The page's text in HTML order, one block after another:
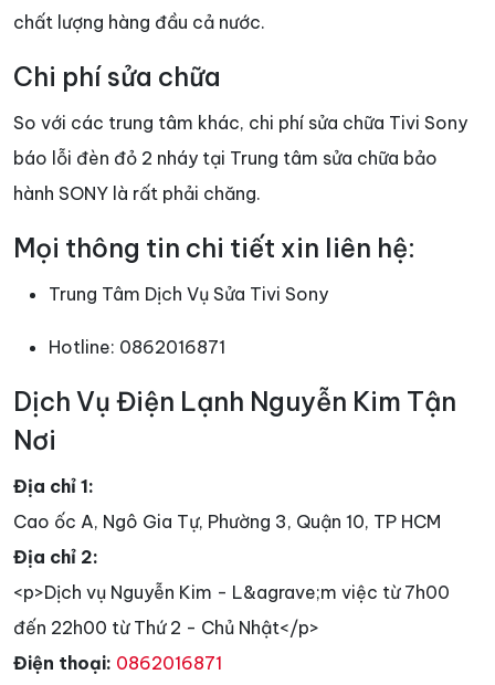
chất lượng hàng đầu cả nước.
Chi phí sửa chữa
So với các trung tâm khác, chi phí sửa chữa Tivi Sony
báo lỗi đèn đỏ 2 nháy tại Trung tâm sửa chữa bảo
hành SONY là rất phải chăng.
Mọi thông tin chi tiết xin liên hệ:
Trung Tâm Dịch Vụ Sửa Tivi Sony
Hotline: 0862016871
Dịch Vụ Điện Lạnh Nguyễn Kim Tận
Nơi
Địa chỉ 1:
Cao ốc A, Ngô Gia Tự, Phường 3, Quận 10, TP HCM
Địa chỉ 2:
<p>Dịch vụ Nguyễn Kim - L&agrave;m việc từ 7h00
đến 22h00 từ Thứ 2 - Chủ Nhật</p>
Điện thoại: 0862016871